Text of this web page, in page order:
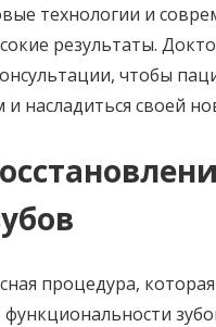
технологии и
результаты.
чтобы
насладиться своей
процедура,